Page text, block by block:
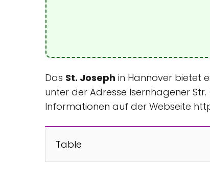
Das St. Joseph in Hannover bietet
unter der Adresse Isernhagener Str.
Informationen auf der Webseite
Table